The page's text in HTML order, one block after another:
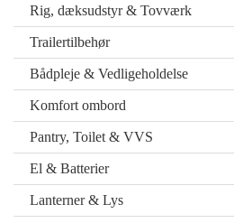
Rig, dæksudstyr & Tovværk
Trailertilbehør
Bådpleje & Vedligeholdelse
Komfort ombord
Pantry, Toilet & VVS
El & Batterier
Lanterner & Lys